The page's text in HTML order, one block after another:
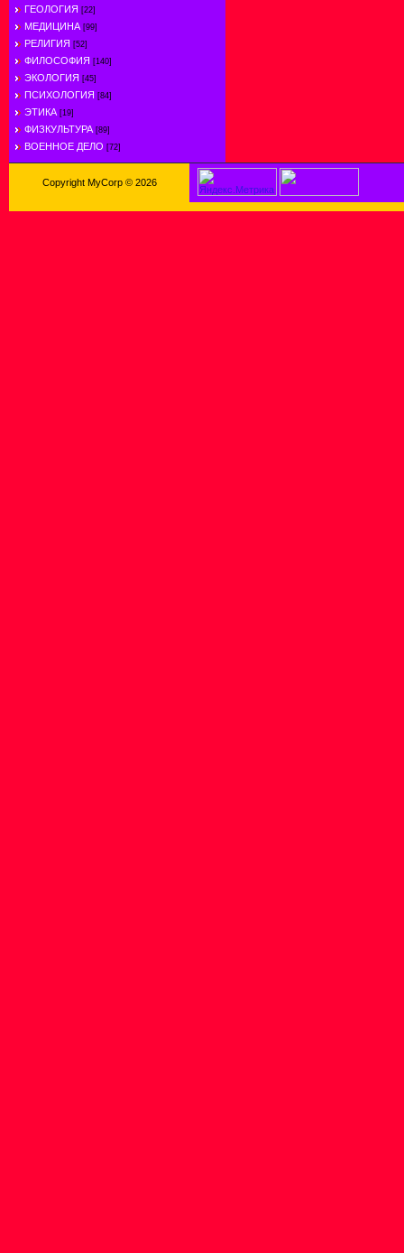
ГЕОЛОГИЯ [22]
МЕДИЦИНА [99]
РЕЛИГИЯ [52]
ФИЛОСОФИЯ [140]
ЭКОЛОГИЯ [45]
ПСИХОЛОГИЯ [84]
ЭТИКА [19]
ФИЗКУЛЬТУРА [89]
ВОЕННОЕ ДЕЛО [72]
Copyright MyCorp © 2026